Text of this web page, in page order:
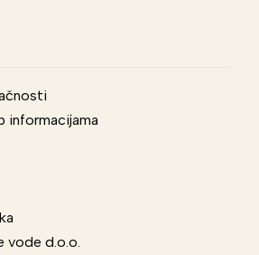
informacijama
vode d.o.o.